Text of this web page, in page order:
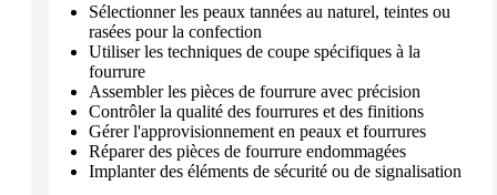
Sélectionner les peaux tannées au naturel, teintes ou
rasées pour la confection
Utiliser les techniques de coupe spécifiques à la
fourrure
Assembler les pièces de fourrure avec précision
Contrôler la qualité des fourrures et des finitions
Gérer l'approvisionnement en peaux et fourrures
Réparer des pièces de fourrure endommagées
Implanter des éléments de sécurité ou de signalisation